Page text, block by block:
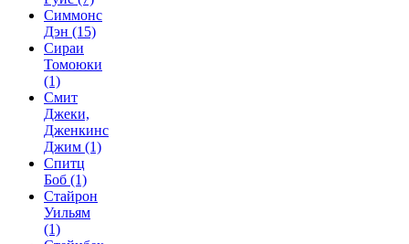
Симмонс
Дэн (15)
Сираи
Томоюки
(1)
Смит
Джеки,
Дженкинс
Джим (1)
Спитц
Боб (1)
Стайрон
Уильям
(1)